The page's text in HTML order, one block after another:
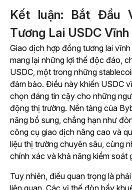
Kết luận: Bắt Đầu
Tương Lai USDC
Giao dịch hợp đồng tương lai
mang lại những lợi thế độc đáo,
USDC, một trong những
đảm bảo. Điều này khiến USDC
chọn đáng tin cậy cho những
động thị trường. Nền tảng của
năng bổ sung, chẳng hạn như
công cụ giao dịch nâng cao và
liệu thị trường chuyên sâu, cùng
chính xác và khả năng kiểm soát
Tuy nhiên, điều quan trọng là
liên quan. Các vị thế đòn bẩy